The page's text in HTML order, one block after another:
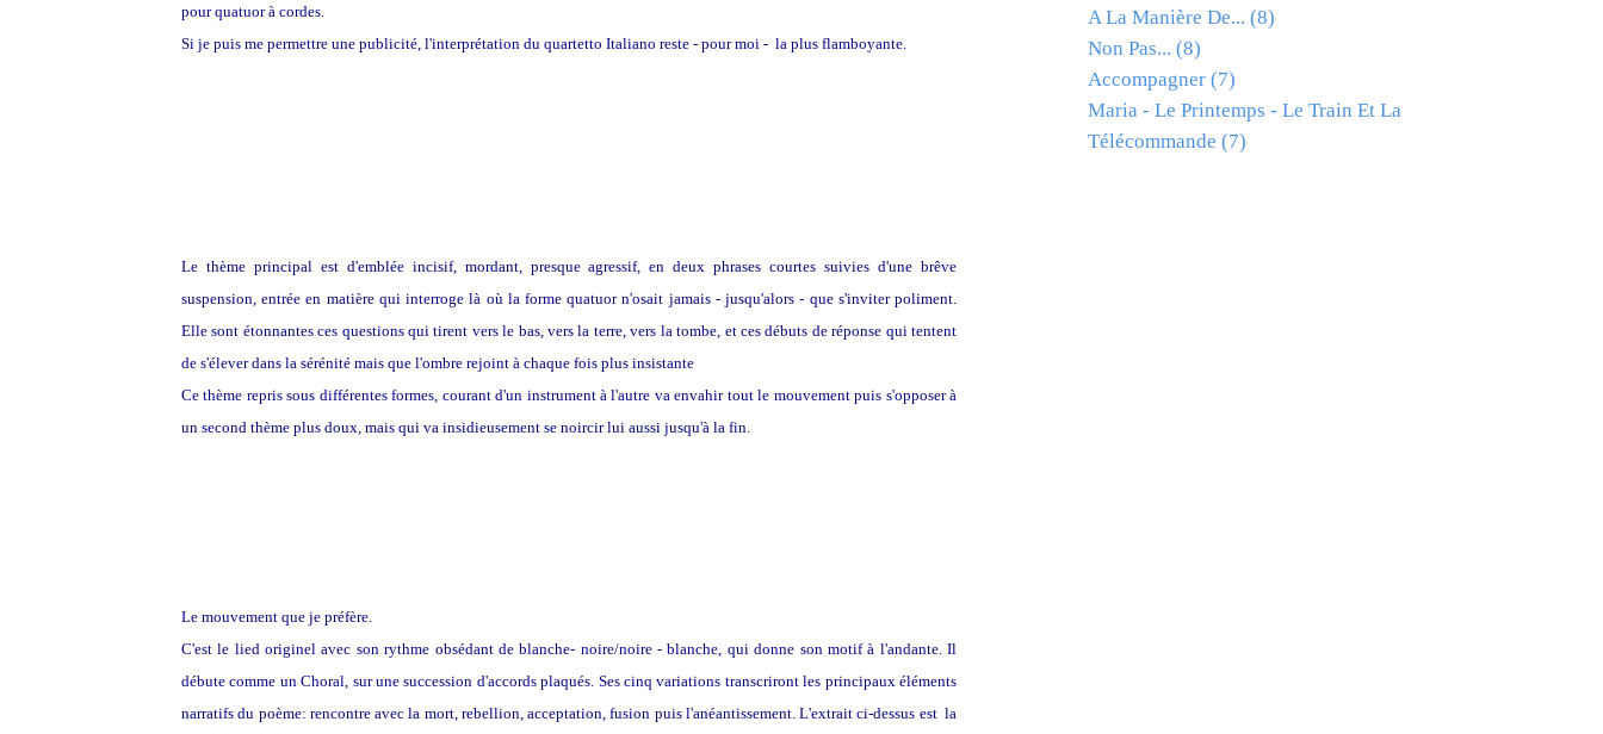
pour quatuor à cordes.
Si je puis me permettre une publicité, l'interprétation du quartetto Italiano reste - pour moi - la plus flamboyante.
Le thème principal est d'emblée incisif, mordant, presque agressif, en deux phrases courtes suivies d'une brêve
suspension, entrée en matière qui interroge là où la forme quatuor n'osait jamais - jusqu'alors - que s'inviter poliment.
Elle sont étonnantes ces questions qui tirent vers le bas, vers la terre, vers la tombe, et ces débuts de réponse qui tentent
de s'élever dans la sérénité mais que l'ombre rejoint à chaque fois plus insistante
Ce thème repris sous différentes formes, courant d'un instrument à l'autre va envahir tout le mouvement puis s'opposer à
un second thème plus doux, mais qui va insidieusement se noircir lui aussi jusqu'à la fin.
Le mouvement que je préfère.
C'est le lied originel avec son rythme obsédant de blanche- noire/noire - blanche, qui donne son motif à l'andante. Il
débute comme un Choral, sur une succession d'accords plaqués. Ses cinq variations transcriront les principaux éléments
narratifs du poème: rencontre avec la mort, rebellion, acceptation, fusion puis l'anéantissement. L'extrait ci-dessus est la
A La Manière De... (8)
Non Pas... (8)
Accompagner (7)
Maria - Le Printemps - Le Train Et La
Télécommande (7)